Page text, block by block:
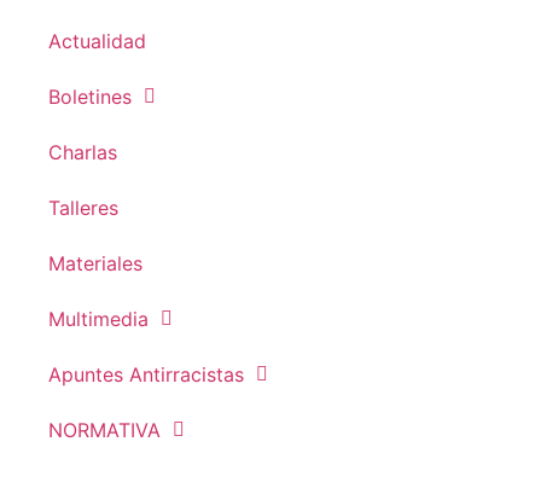
Actualidad
Boletines
Charlas
Talleres
Materiales
Multimedia
Apuntes Antirracistas
NORMATIVA